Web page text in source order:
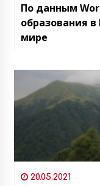
По данным
образования
мире
20.05.2021